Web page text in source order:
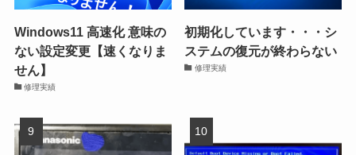
Windows11 高速化 意味の
ない設定変更【速くなりま
せん】
修理実績
初期化しています・・・シ
ステムの復元が終わらない
修理実績